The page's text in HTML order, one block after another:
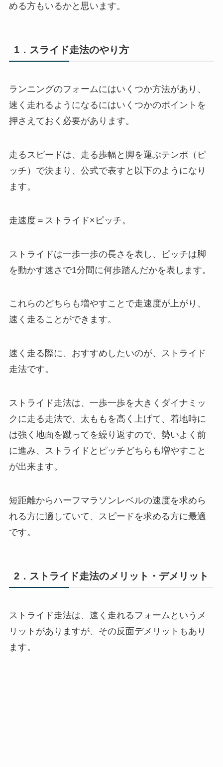
める方もいるかと思います。
1．スライド走法のやり方
ランニングのフォームにはいくつか方法があり、
速く走れるようになるにはいくつかのポイントを
押さえておく必要があります。
走るスピードは、走る歩幅と脚を運ぶテンポ（ピ
ッチ）で決まり、公式で表すと以下のようになり
ます。
走速度＝ストライド×ピッチ。
ストライドは一歩一歩の長さを表し、ピッチは脚
を動かす速さで1分間に何歩踏んだかを表します。
これらのどちらも増やすことで走速度が上がり、
速く走ることができます。
速く走る際に、おすすめしたいのが、ストライド
走法です。
ストライド走法は、一歩一歩を大きくダイナミッ
クに走る走法で、太ももを高く上げて、着地時に
は強く地面を蹴ってを繰り返すので、勢いよく前
に進み、ストライドとピッチどちらも増やすこと
が出来ます。
短距離からハーフマラソンレベルの速度を求めら
れる方に適していて、スピードを求める方に最適
です。
2．ストライド走法のメリット・デメリット
ストライド走法は、速く走れるフォームというメ
リットがありますが、その反面デメリットもあり
ます。